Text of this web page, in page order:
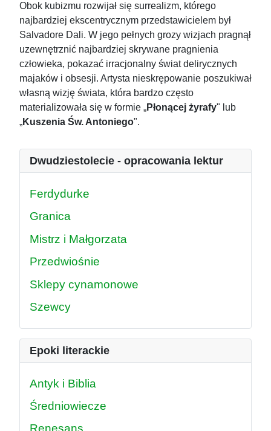
Obok kubizmu rozwijał się surrealizm, którego
najbardziej ekscentrycznym przedstawicielem był
Salvadore Dali. W jego pełnych grozy wizjach pragnął
uzewnętrznić najbardziej skrywane pragnienia
człowieka, pokazać irracjonalny świat delirycznych
majaków i obsesji. Artysta nieskrępowanie poszukiwał
własną wizję świata, która bardzo często
materializowała się w formie „Płonącej żyrafy" lub
„Kuszenia Św. Antoniego".
Dwudziestolecie - opracowania lektur
Ferdydurke
Granica
Mistrz i Małgorzata
Przedwiośnie
Sklepy cynamonowe
Szewcy
Epoki literackie
Antyk i Biblia
Średniowiecze